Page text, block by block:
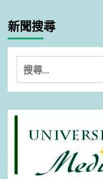
新聞搜尋
搜
尋
關
鍵